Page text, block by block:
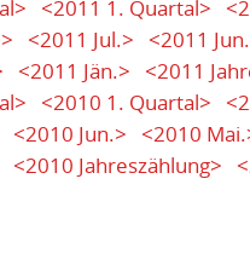
<2011 1. Quartal>
<2011 Jul.>
<2011
<2011 Jän.>
<2011
<2010 1. Quartal>
<2010 Jun.>
<2010
<2010 Jahreszählung>